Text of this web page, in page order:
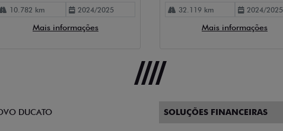
10.782 km 2024/2025
Mais informações
32.119 km 2024/2025
Mais informações
DUCATO SOLUÇÕES FINANCEIRAS